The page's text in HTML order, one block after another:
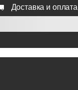
Доставка и оплата
Extreza,